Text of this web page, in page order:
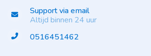
Support via email
Altijd binnen 24 uur
0516451462